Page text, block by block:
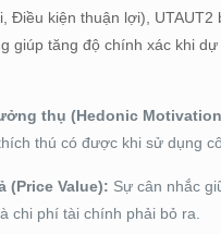
Điều kiện thuận lợi), UTAUT2
giúp tăng độ chính xác khi
thụ (Hedonic
thú có được khi sử dụng
(Price Value): Sự cân nhắc
chi phí tài chính phải bỏ ra.